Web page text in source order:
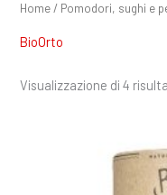
Home/ Pomodori, sughi e
BioOrto
Visualizzazione di 4